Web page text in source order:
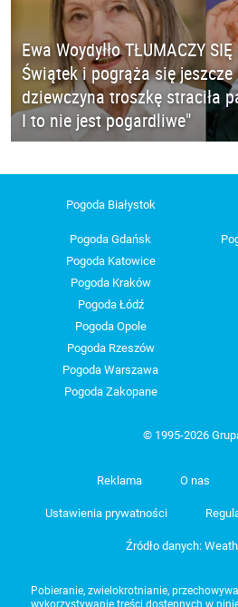
Ewa Woydyłło TŁUMACZY
Świątek i pogrąża się jeszcze
dziewczyna troszkę straciła
I to nie jest pogardliwe"
Pogoda Białystok
Pogoda Gdańsk
Pogoda Katowice
Pogoda Kraków
Pogoda Łódź
Pogoda Opole
Pogoda Rzeszów
Pogoda Warszawa
Pogoda Zakopane
© 1995-2026
Reklama O nas
Ustawienia prywatności
Źródło danych:
Pobieranie, zwielokrotnianie,
wykorzystywanie treści dostępnych w